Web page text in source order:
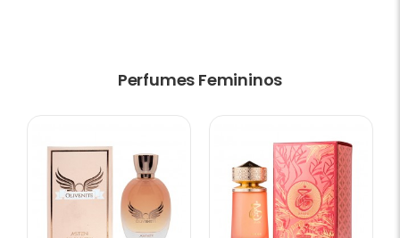
Perfumes Femininos